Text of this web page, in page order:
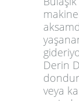
Derin
veya